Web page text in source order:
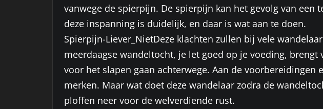
vanwege de spierpijn. De spierpijn kan het gevolg van
deze inspanning is duidelijk, en daar is wat aan te doen.
Spierpijn-Liever_NietDeze klachten zullen bij vele
meerdaagse wandeltocht, je let goed op je voeding,
voor het slapen gaan achterwege. Aan de
merken. Maar wat doet deze wandelaar zodra de
ploffen neer voor de welverdiende rust.